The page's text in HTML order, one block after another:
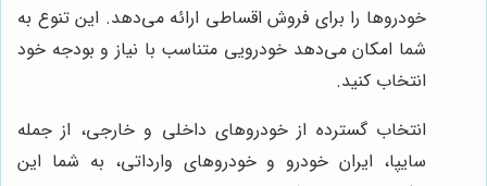
خودروها را برای فروش اقساطی ارائه می‌دهد. این تنوع به
شما امکان می‌دهد خودرویی متناسب با نیاز و بودجه خود
انتخاب کنید.
انتخاب گسترده از خودروهای داخلی و خارجی، از جمله
سایپا، ایران خودرو و خودروهای وارداتی، به شما این